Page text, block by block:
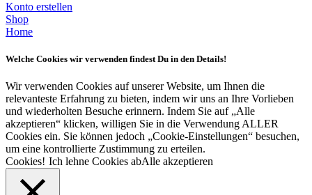
Konto erstellen
Shop
Home
Welche Cookies wir verwenden findest Du in den Details!
Wir verwenden Cookies auf unserer Website, um Ihnen die
relevanteste Erfahrung zu bieten, indem wir uns an Ihre Vorlieben
und wiederholten Besuche erinnern. Indem Sie auf „Alle
akzeptieren“ klicken, willigen Sie in die Verwendung ALLER
Cookies ein. Sie können jedoch „Cookie-Einstellungen“ besuchen,
um eine kontrollierte Zustimmung zu erteilen.
Cookies! Ich lehne Cookies abAlle akzeptieren